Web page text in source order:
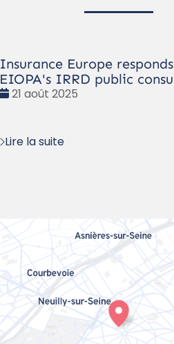
Insurance Europe
EIOPA's IRRD public
Date
21 août 2025
Lire la suite